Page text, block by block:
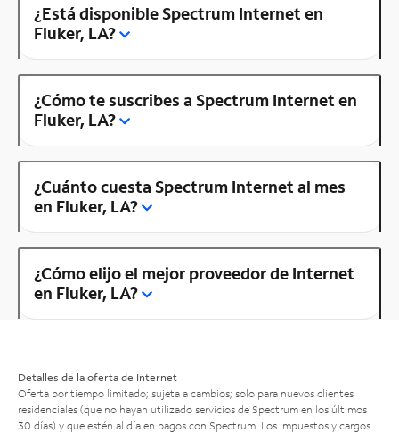
¿Está disponible Spectrum Internet en
Fluker, LA?
¿Cómo te suscribes a Spectrum Internet en
Fluker, LA?
¿Cuánto cuesta Spectrum Internet al mes
en Fluker, LA?
¿Cómo elijo el mejor proveedor de Internet
en Fluker, LA?
Detalles de la oferta de Internet
Oferta por tiempo limitado; sujeta a cambios; solo para nuevos clientes
residenciales (que no hayan utilizado servicios de Spectrum en los últimos
30 días) y que estén al día en pagos con Spectrum. Los impuestos y cargos